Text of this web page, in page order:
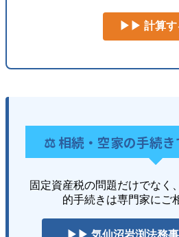
▶▶ 計算す
⚖️ 相続・空家の手続
固定資産税の問題だけでなく
的手続きは専門家にご